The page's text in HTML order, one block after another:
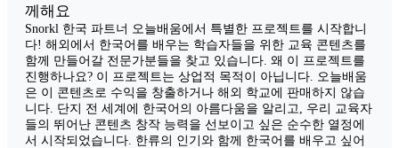
께해요
Snorkl 한국 파트너 오늘배움에서 특별한 프로젝트를 시작합니
다! 해외에서 한국어를 배우는 학습자들을 위한 교육 콘텐츠를
함께 만들어갈 전문가분들을 찾고 있습니다. 왜 이 프로젝트를
진행하나요? 이 프로젝트는 상업적 목적이 아닙니다. 오늘배움
은 이 콘텐츠로 수익을 창출하거나 해외 학교에 판매하지 않습
니다. 단지 전 세계에 한국어의 아름다움을 알리고, 우리 교육자
들의 뛰어난 콘텐츠 창작 능력을 선보이고 싶은 순수한 열정에
서 시작되었습니다. 한류의 인기와 함께 한국어를 배우고 싶어